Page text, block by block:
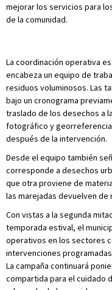
mejorar los servicios para
de la comunidad.
La coordinación operativa
encabeza un equipo de
residuos voluminosos. Las
bajo un cronograma
traslado de los desechos a
fotográfico y
después de la intervención.
Desde el equipo también
corresponde a desechos
que otra proviene de
las marejadas devuelven de
Con vistas a la segunda
temporada estival, el
operativos en los sectores
intervenciones
La campaña continuará
compartida para el cuidado